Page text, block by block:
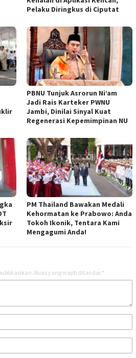
Pelaku Diringkus di Ciputat
PBNU Tunjuk Asrorun Ni’am
Jadi Rais Karteker PWNU
Jambi, Dinilai Sinyal Kuat
Regenerasi Kepemimpinan NU
PM Thailand Bawakan Medali
Kehormatan ke Prabowo: Anda
Tokoh Ikonik, Tentara Kami
Mengagumi Anda!
Ruas yang wajib ditandai *